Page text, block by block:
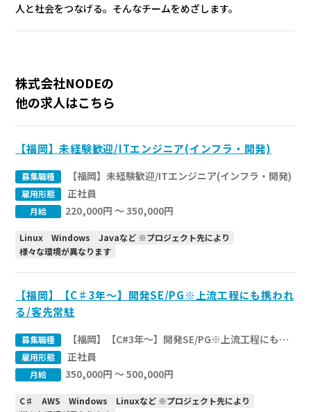
人と社会をつなげる。そんなチームをめざします。
株式会社NODEの
他の求人はこちら
【福岡】未経験歓迎/ITエンジニア(インフラ・開発)
募集職種 【福岡】未経験歓迎/ITエンジニア(インフラ・開発)
雇用形態 正社員
月給 220,000円 〜 350,000円
Linux Windows
Javaなど ※プロジェクト先により
様々な環境が異なります
【福岡】【C♯3年～】開発SE/PG※上流工程にも携われ
る/客先常駐
募集職種 【福岡】【C#3年～】開発SE/PG※上流工程にも携われる/客先常駐
雇用形態 正社員
月給 350,000円 〜 500,000円
C♯ AWS Windows
Linuxなど ※プロジェクト先により